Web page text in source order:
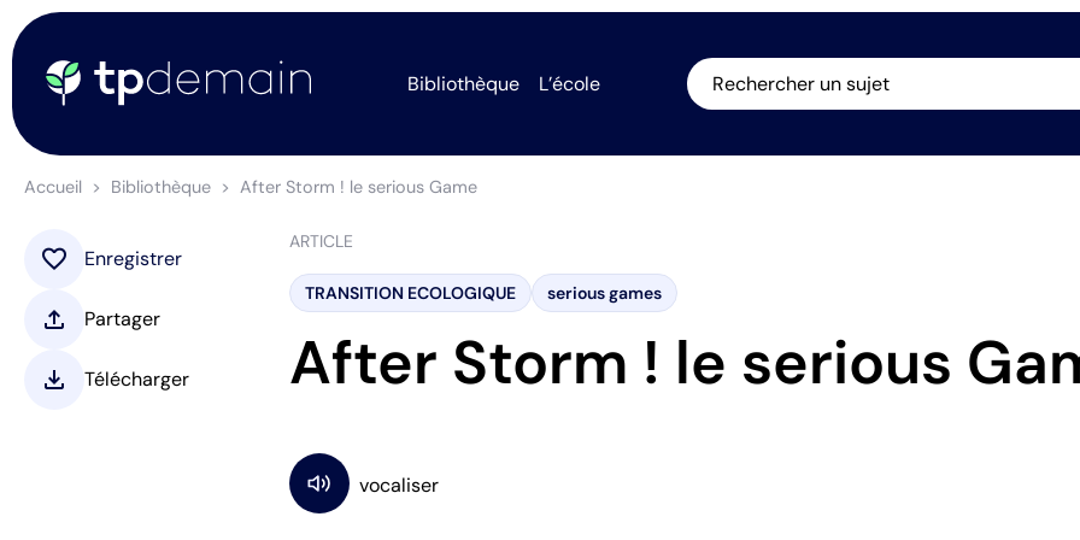
Bibliothèque L’école Rechercher un sujet
Accueil Bibliothèque After Storm ! le serious Game
ARTICLE
TRANSITION ECOLOGIQUE serious games
After Storm ! le serious
favorite Enregistrer
upload Partager
download Télécharger